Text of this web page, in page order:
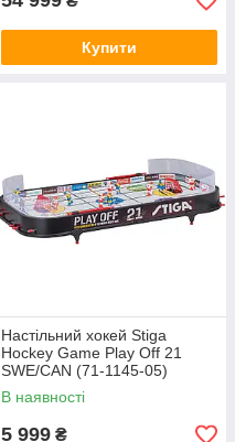
Купити
Настільний хокей Stiga
Hockey Game Play Off 21
SWE/CAN (71-1145-05)
В наявності
5 999 ₴